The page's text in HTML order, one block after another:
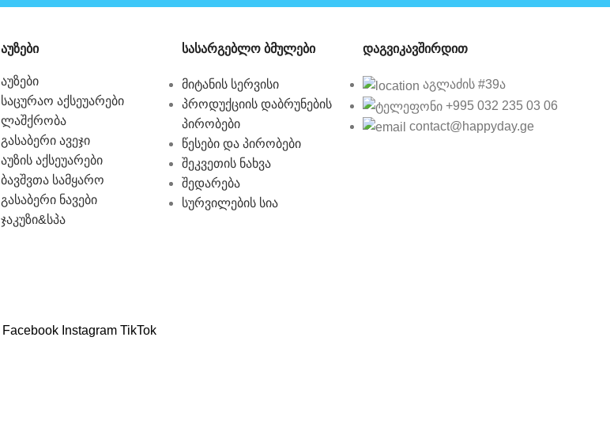
აუზები
აუზები
საცურაო აქსეუარები
ლაშქრობა
გასაბერი ავეჯი
აუზის აქსეუარები
ბავშვთა სამყარო
გასაბერი ნავები
ჯაკუზი&სპა
სასარგებლო ბმულები
მიტანის სერვისი
პროდუქციის დაბრუნების
პირობები
წესები და პირობები
შეკვეთის ნახვა
შედარება
სურვილების სია
დაგვიკავშირდით
აგლაძის #39ა
+995 032 235 03 06
contact@happyday.ge
Facebook Instagram TikTok